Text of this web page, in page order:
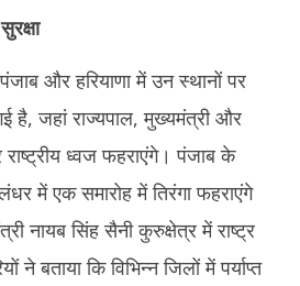
और हरियाणा में उन स्थानों पर
है, जहां राज्यपाल, मुख्यमंत्री और
राष्ट्रीय ध्वज फहराएंगे। पंजाब के
में एक समारोह में तिरंगा फहराएंगे
नायब सिंह सैनी कुरुक्षेत्र में राष्ट्र
ने बताया कि विभिन्न जिलों में पर्याप्त